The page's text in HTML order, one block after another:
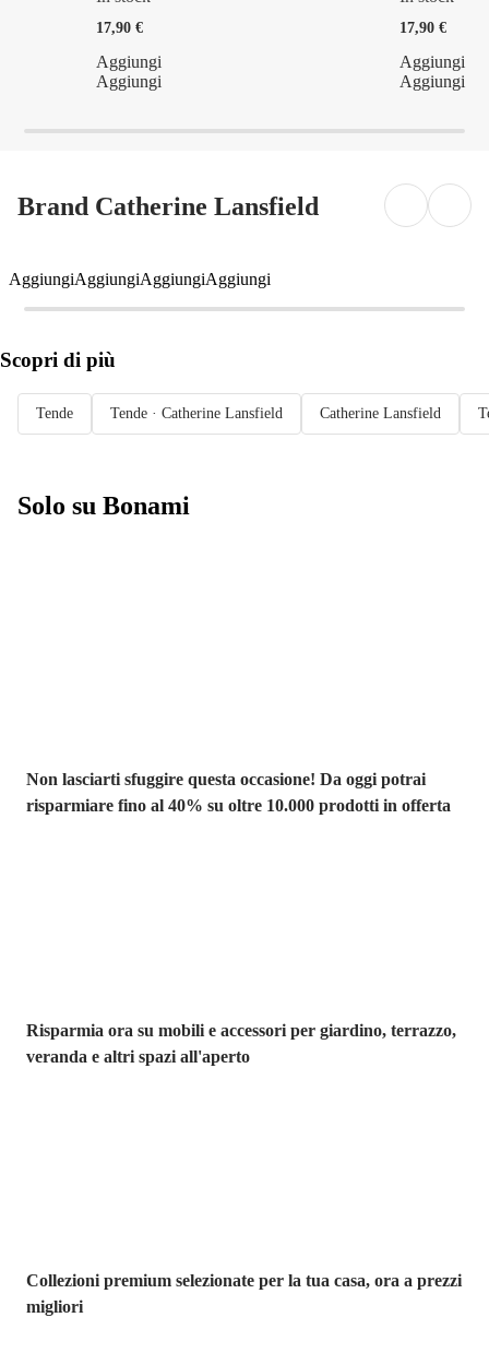
17,90 €
Aggiungi
Aggiungi
17,90 €
Aggiungi
Aggiungi
Brand Catherine Lansfield
AggiungiAggiungiAggiungiAggiungi
Scopri di più
Tende Tende · Catherine Lansfield Catherine Lansfield
Solo su Bonami
Non lasciarti sfuggire questa occasione! Da oggi potrai
risparmiare fino al 40% su oltre 10.000 prodotti in offerta
Risparmia ora su mobili e accessori per giardino, terrazzo,
veranda e altri spazi all'aperto
Collezioni premium selezionate per la tua casa, ora a prezzi
migliori